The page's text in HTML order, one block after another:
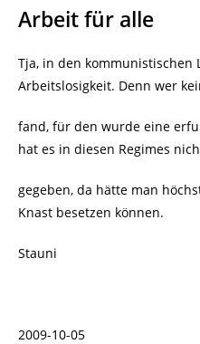
Arbeit für alle
Tja, in den kommunistischen
Arbeitslosigkeit. Denn wer
fand, für den wurde eine
hat es in diesen Regimes
gegeben, da hätte man
Knast besetzen können.
Stauni
2009-10-05